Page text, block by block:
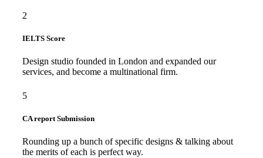
2
IELTS Score
Design studio founded in London and expanded our
services, and become a multinational firm.
5
CA report Submission
Rounding up a bunch of specific designs & talking about
the merits of each is perfect way.